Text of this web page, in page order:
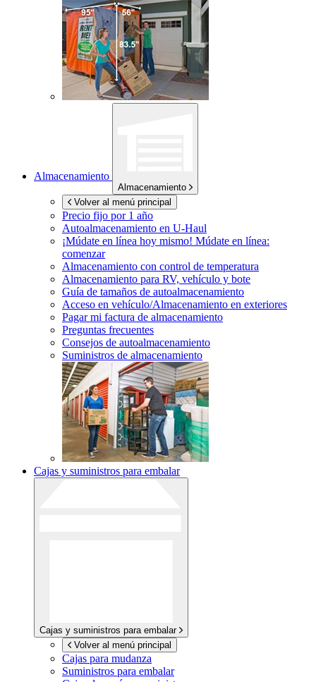
Almacenamiento
Almacenamiento
Volver al menú principal
Precio fijo por 1 año
Autoalmacenamiento en U-Haul
¡Múdate en línea hoy mismo! Múdate en línea:
comenzar
Almacenamiento con control de temperatura
Almacenamiento para RV, vehículo y bote
Guía de tamaños de autoalmacenamiento
Acceso en vehículo/Almacenamiento en exteriores
Pagar mi factura de almacenamiento
Preguntas frecuentes
Consejos de autoalmacenamiento
Suministros de almacenamiento
Cajas y suministros para embalar
Cajas y suministros para embalar
Volver al menú principal
Cajas para mudanza
Suministros para embalar